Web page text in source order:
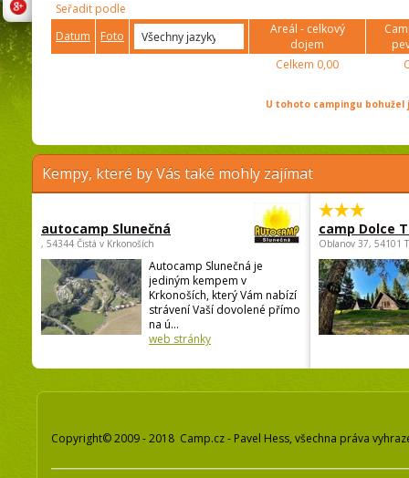
Seřadit podle
Datum
Foto
Areál - celkový
dojem
Celkem 0,00
U tohoto campingu
Kempy, které by Vás také mohly zajímat
autocamp Slunečná
, 54344 Čistá v Krkonoších
Autocamp Slunečná je
jediným kempem v
Krkonoších, který Vám nabízí
strávení Vaší dovolené přímo
na ú...
web stránky
camp Dolce
Oblanov 37, 54101
Copyright© 2009 - 2018 Camp.cz - Pavel Hess, všechna práva